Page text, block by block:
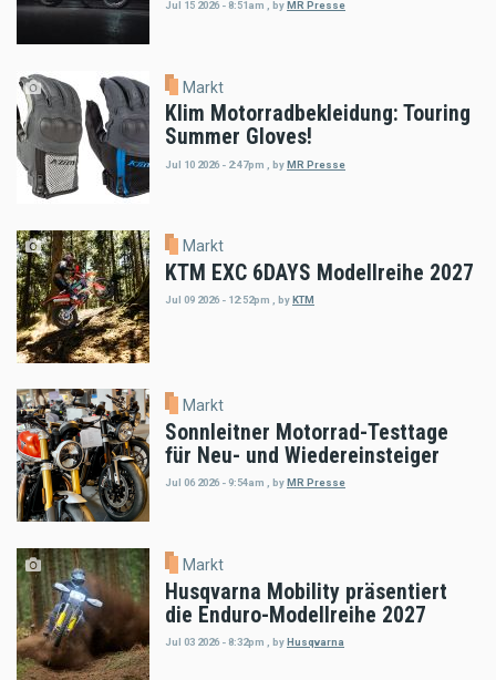
Jul 15 2026 - 8:51am byMR Presse
Markt
Klim Motorradbekleidung: Touring
Summer Gloves!
Jul 10 2026 - 2:47pm byMR Presse
Markt
KTM EXC 6DAYS Modellreihe 2027
Jul 09 2026 - 12:52pm , by KTM
Markt
Sonnleitner Motorrad-Testtage
für Neu- und Wiedereinsteiger
Jul 06 2026 - 9:54am byMR Presse
Markt
Husqvarna Mobility präsentiert
die Enduro-Modellreihe 2027
Jul 03 2026 - 8:32pm byHusqvarna